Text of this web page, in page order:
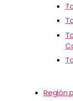
Región